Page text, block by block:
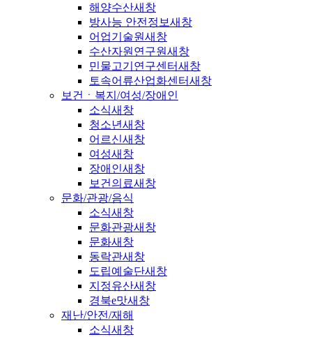
해양수산새창
방사능 안전정보새창
어업기술원새창
수산자원연구원새창
민물고기연구센터새창
토속어류산업화센터새창
보건ㆍ복지/여성/장애인
소식새창
청소년새창
어르신새창
여성새창
장애인새창
보건의료새창
문화/관광/음식
소식새창
문화관광새창
문화새창
동락관새창
도립예술단새창
지정유산새창
경북e맛새창
재난/안전/재해
소식새창